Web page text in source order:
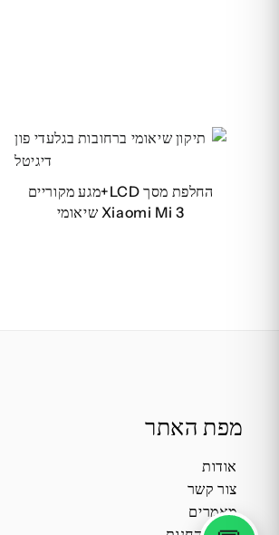
החלפת מסך LCD+מגע מקוריים
Xiaomi Mi 3 שיאומי
מפת האתר
אודות
צור קשר
מאמרים